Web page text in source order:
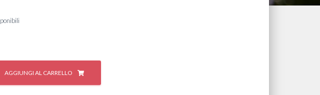
AGGIUNGI AL CARRELLO